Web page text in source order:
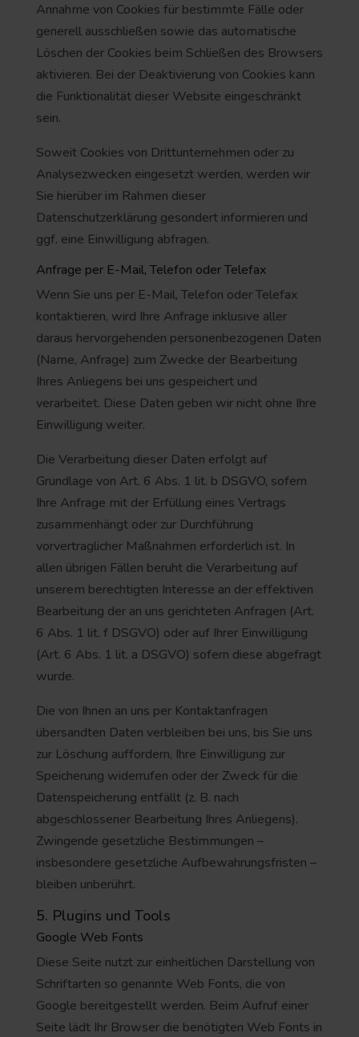
Annahme von Cookies für bestimmte Fälle oder
generell ausschließen sowie das automatische
Löschen der Cookies beim Schließen des Browsers
aktivieren. Bei der Deaktivierung von Cookies kann
die Funktionalität dieser Website eingeschränkt
sein.
Soweit Cookies von Drittunternehmen oder zu
Analysezwecken eingesetzt werden, werden wir
Sie hierüber im Rahmen dieser
Datenschutzerklärung gesondert informieren und
ggf. eine Einwilligung abfragen.
Anfrage per E-Mail, Telefon oder Telefax
Wenn Sie uns per E-Mail, Telefon oder Telefax
kontaktieren, wird Ihre Anfrage inklusive aller
daraus hervorgehenden personenbezogenen Daten
(Name, Anfrage) zum Zwecke der Bearbeitung
Ihres Anliegens bei uns gespeichert und
verarbeitet. Diese Daten geben wir nicht ohne Ihre
Einwilligung weiter.
Die Verarbeitung dieser Daten erfolgt auf
Grundlage von Art. 6 Abs. 1 lit. b DSGVO, sofern
Ihre Anfrage mit der Erfüllung eines Vertrags
zusammenhängt oder zur Durchführung
vorvertraglicher Maßnahmen erforderlich ist. In
allen übrigen Fällen beruht die Verarbeitung auf
unserem berechtigten Interesse an der effektiven
Bearbeitung der an uns gerichteten Anfragen (Art.
6 Abs. 1 lit. f DSGVO) oder auf Ihrer Einwilligung
(Art. 6 Abs. 1 lit. a DSGVO) sofern diese abgefragt
wurde.
Die von Ihnen an uns per Kontaktanfragen
übersandten Daten verbleiben bei uns, bis Sie uns
zur Löschung auffordern, Ihre Einwilligung zur
Speicherung widerrufen oder der Zweck für die
Datenspeicherung entfällt (z. B. nach
abgeschlossener Bearbeitung Ihres Anliegens).
Zwingende gesetzliche Bestimmungen –
insbesondere gesetzliche Aufbewahrungsfristen –
bleiben unberührt.
5. Plugins und Tools
Google Web Fonts
Diese Seite nutzt zur einheitlichen Darstellung von
Schriftarten so genannte Web Fonts, die von
Google bereitgestellt werden. Beim Aufruf einer
Seite lädt Ihr Browser die benötigten Web Fonts in